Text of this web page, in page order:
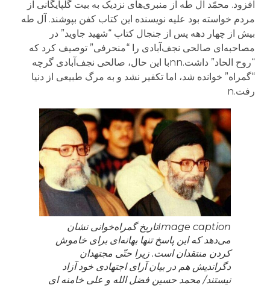
افزود. محمّد آل طه از منبری‌های نزدیک به بیت گلپایگانی از
مردم خواسته بود علیه نویسنده این کتاب کفن بپوشند. آل طه
بیش از چهار دهه پس از جنجال کتاب “شهید جاوید” در
مصاحبه‌ای صالحی نجف‌آبادی را “منحرفی” توصیف کرد که
“روح الحاد” داشت.nnبا این حال، صالحی نجف‌آبادی گرچه
“گمراه” خوانده شد، اما تکفیر نشد و به مرگ طبیعی از دنیا
رفت.n
Image captionتاریخ گمراه‌خوانی نشان
می‌دهد که این پاسخ تنها بهانه‌ای برای خاموش
کردن منتقدان است. زیرا حتّی مجتهدان
دگراندیش هم در بیان آرای اجتهادی خود آزاد
نیستند/ محمد حسین فضل الله و علی خامنه ای